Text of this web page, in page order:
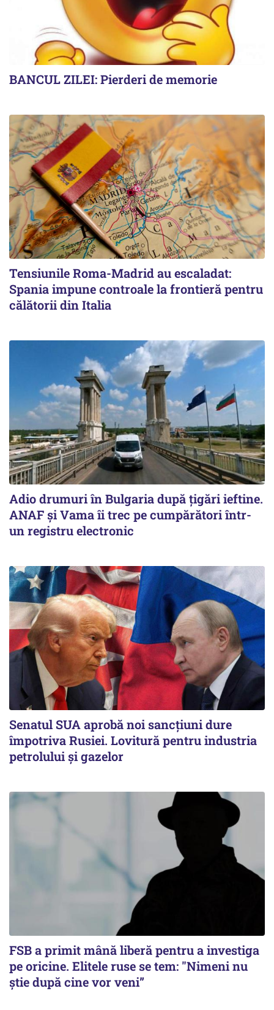
BANCUL ZILEI: Pierderi de memorie
Tensiunile Roma-Madrid au escaladat:
Spania impune controale la frontieră pentru
călătorii din Italia
Adio drumuri în Bulgaria după țigări ieftine.
ANAF și Vama îi trec pe cumpărători într-
un registru electronic
Senatul SUA aprobă noi sancțiuni dure
împotriva Rusiei. Lovitură pentru industria
petrolului și gazelor
FSB a primit mână liberă pentru a investiga
pe oricine. Elitele ruse se tem: "Nimeni nu
știe după cine vor veni”